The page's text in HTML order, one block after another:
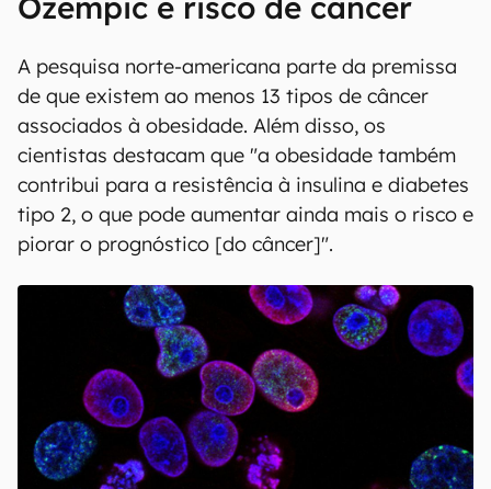
A pesquisa norte-americana parte da premissa
de que existem ao menos 13 tipos de câncer
associados à obesidade. Além disso, os
cientistas destacam que "a obesidade também
contribui para a resistência à insulina e diabetes
tipo 2, o que pode aumentar ainda mais o risco e
piorar o prognóstico [do câncer]".